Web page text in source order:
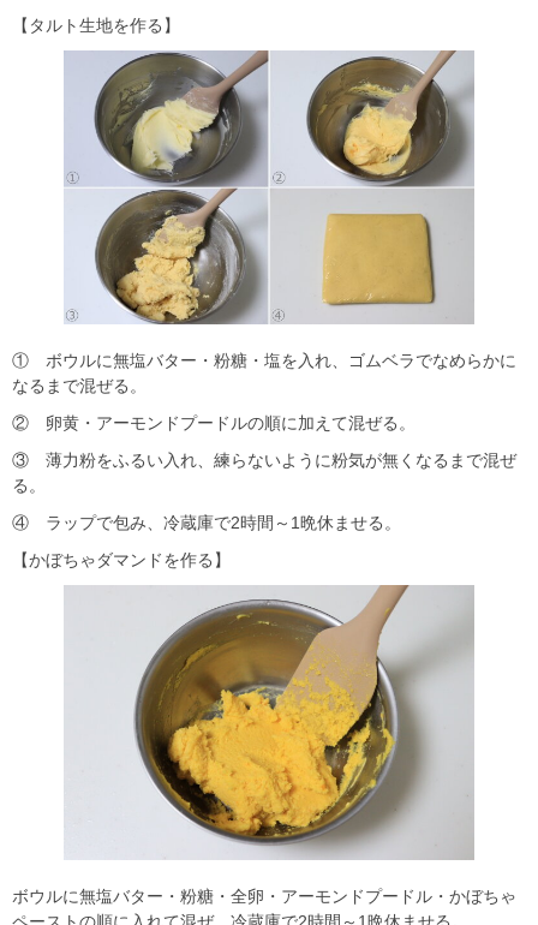
【タルト生地を作る】
① ボウルに無塩バター・粉糖・塩を入れ、ゴムベラでなめらかに
なるまで混ぜる。
② 卵黄・アーモンドプードルの順に加えて混ぜる。
③ 薄力粉をふるい入れ、練らないように粉気が無くなるまで混ぜ
る。
④ ラップで包み、冷蔵庫で2時間～1晩休ませる。
【かぼちゃダマンドを作る】
ボウルに無塩バター・粉糖・全卵・アーモンドプードル・かぼちゃ
ペーストの順に入れて混ぜ、冷蔵庫で2時間～1晩休ませる。